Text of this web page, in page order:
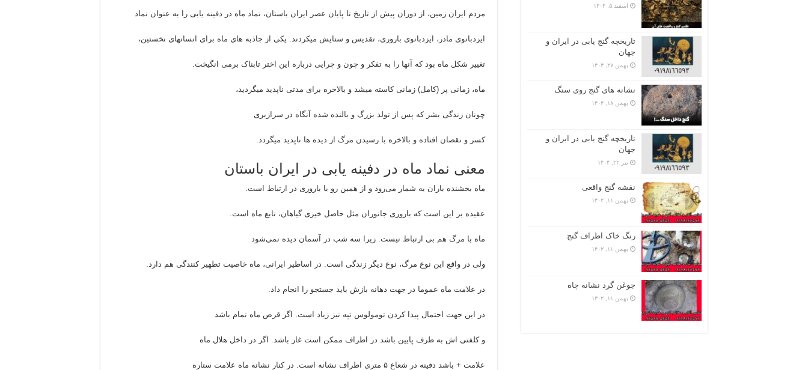
مردم ایران زمین، از دوران پیش از تاریخ تا پایان عصر ایران باستان، نماد ماه در دفینه یابی را به عنوان نماد
ایزدبانوی مادر، ایزدبانوی باروری، تقدیس و ستایش میکردند. یکی از جاذبه های ماه برای انسانهای نخستین،
تغییر شکل ماه بود که آنها را به تفکر و چون و چرایی درباره این اختر تابناک برمی انگیخت.
ماه، زمانی پر (کامل) زمانی کاسته میشد و بالاخره برای مدتی ناپدید میگردید،
چونان زندگی بشر که پس از تولد بزرگ و بالنده شده آنگاه در سرازیری
کسر و نقصان افتاده و بالاخره با رسیدن مرگ از دیده ها ناپدید میگردد.
معنی نماد ماه در دفینه یابی در ایران باستان
ماه بخشنده باران به شمار می‌رود و از همین رو با باروری در ارتباط است.
عقیده بر این است که باروری جانوران مثل حاصل خیزی گیاهان، تابع ماه است.
ماه با مرگ هم بی ارتباط نیست. زیرا سه شب در آسمان دیده نمی‌شود
ولی در واقع این نوع مرگ، نوع دیگر زندگی است. در اساطیر ایرانی، ماه خاصیت تطهیر کنندگی هم دارد.
در علامت ماه عموما در جهت دهانه بازش باید جستجو را انجام داد.
در این جهت احتمال پیدا کردن تومولوس تپه نیز زیاد است. اگر قرص ماه تمام باشد
و کلفتی اش به طرف پایین باشد در اطراف ممکن است غار باشد. اگر در داخل هلال ماه
علامت + باشد دفینه در شعاع ۵ متری اطراف نشانه است. در کنار نشانه ماه علامت ستاره
اسفند ۵, ۱۴۰۴
تاریخچه گنج‌ یابی در ایران و
جهان
بهمن ۲۷, ۱۴۰۴
نشانه های گنج روی سنگ
بهمن ۱۸, ۱۴۰۴
تاریخچه گنج‌ یابی در ایران و
جهان
تیر ۲۲, ۱۴۰۴
نقشه گنج واقعی
بهمن ۱۱, ۱۴۰۲
رنگ خاک اطراف گنج
بهمن ۱۱, ۱۴۰۲
جوغن گرد نشانه چاه
بهمن ۱۱, ۱۴۰۲